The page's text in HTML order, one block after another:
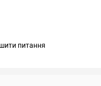
питання